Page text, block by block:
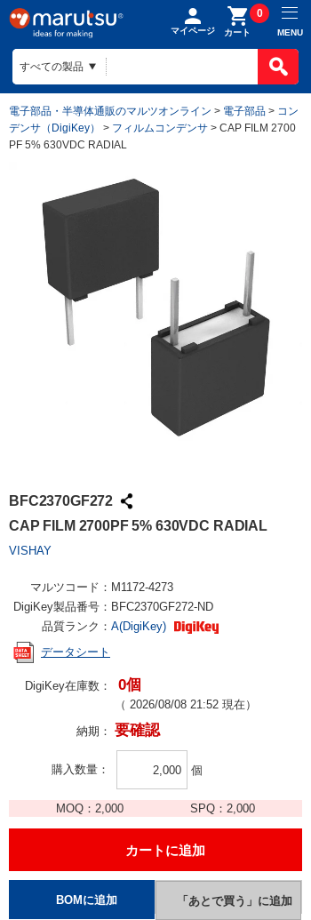
マイページ カート
0
MENU
電子部品・半導体通販のマルツオンライン > 電子部品 > コン
デンサ（DigiKey）
> フィルムコンデンサ > CAP FILM 2700
PF 5% 630VDC RADIAL
BFC2370GF272
CAP FILM 2700PF 5% 630VDC RADIAL
VISHAY
マルツコード： M1172-4273
DigiKey製品番号： BFC2370GF272-ND
品質ランク： A(DigiKey)
データシート
DigiKey在庫数： 0個
（ 2026/08/08 21:52 現在）
納期： 要確認
購入数量 個
MOQ： 2,000 SPQ：2,000